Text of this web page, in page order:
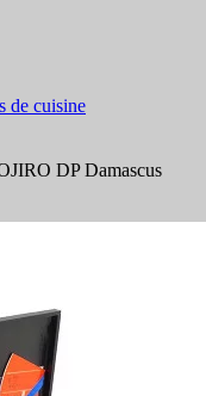
de cuisine
DP Damascus